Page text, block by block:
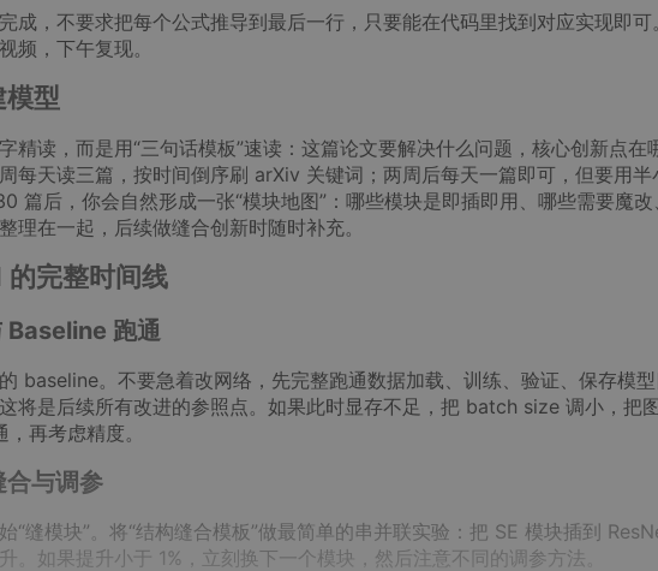
成，不要求把每个公式推导到最后一行，只要能在代码里找到对应实现即
频，下午复现。
型
精读，而是用“三句话模板”速读：这篇论文要解决什么问题，核心创新点在
每天读三篇，按时间倒序刷 arXiv 关键词；两周后每天一篇即可，但要用
篇后，你会自然形成一张“模块地图”：哪些模块是即插即用、哪些需要魔改
理在一起，后续做缝合创新时随时补充。
的完整时间线
Baseline 跑通
baseline。不要急着改网络，先完整跑通数据加载、训练、验证、保存模
将是后续所有改进的参照点。如果此时显存不足，把 batch size 调小，把
再考虑精度。
与调参
“缝模块”。将“结构缝合模板”做最简单的串并联实验：把 SE 模块插到
。如果提升小于 1%，立刻换下一个模块，然后注意不同的调参方法。